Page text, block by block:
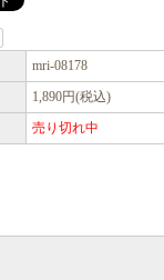
mri-08178
1,890円(税込)
売り切れ中